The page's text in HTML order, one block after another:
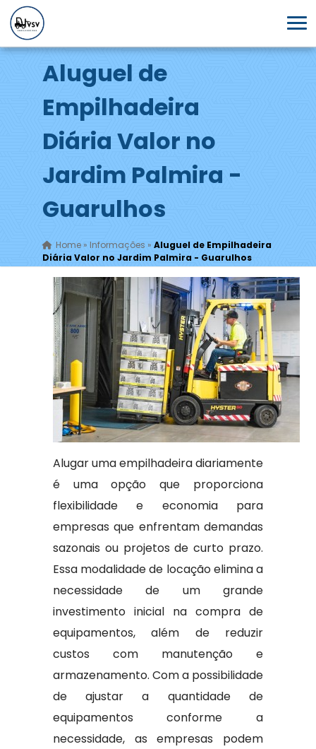
Aluguel de
Empilhadeira
Diária Valor no
Jardim Palmira -
Guarulhos
Home» Informações » Aluguel de Empilhadeira
Diária Valor no Jardim Palmira - Guarulhos
Alugar uma empilhadeira diariamente
é uma opção que proporciona
flexibilidade e economia para
empresas que enfrentam demandas
sazonais ou projetos de curto prazo.
Essa modalidade de locação elimina a
necessidade de um grande
investimento inicial na compra de
equipamentos, além de reduzir
custos com manutenção e
armazenamento. Com a possibilidade
de ajustar a quantidade de
equipamentos conforme a
necessidade, as empresas podem